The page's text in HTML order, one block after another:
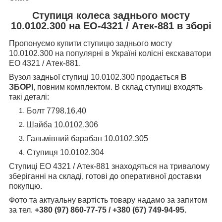
Ступиця колеса заднього мосту
10.0102.300 на ЕО-4321 / Атек-881 в зборі
Пропонуємо купити ступицю заднього мосту
10.0102.300 на популярні в Україні колісні екскаватори
ЕО 4321 / Атек-881.
Вузол задньої ступиці 10.0102.300 продається В
ЗБОРІ , повним комплектом. В склад ступиці входять
такі деталі:
Болт 7798.16.40
Шайба 10.0102.306
Гальмівний барабан 10.0102.305
Ступиця 10.0102.304
Ступиці ЕО 4321 / Атек-881 знаходяться на тривалому
зберіганні на складі, готові до оперативної доставки
покупцю.
Фото та актуальну вартість товару надамо за запитом
за тел. +380 (97) 860-77-75 / +380 (67) 749-94-95.